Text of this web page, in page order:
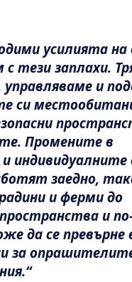
усилията на
с тези заплахи.
и
си
Промените в
индивидуалните
заедно,
и ферми до
и
да се превърне
за